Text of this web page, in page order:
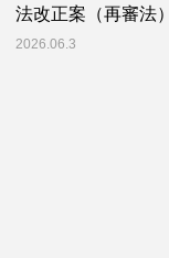
法改正案（再審法
2026.06.3